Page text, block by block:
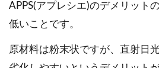
APPS(アプレシエ)のデメリット
低いことです。
原材料は粉末状ですが、直射日